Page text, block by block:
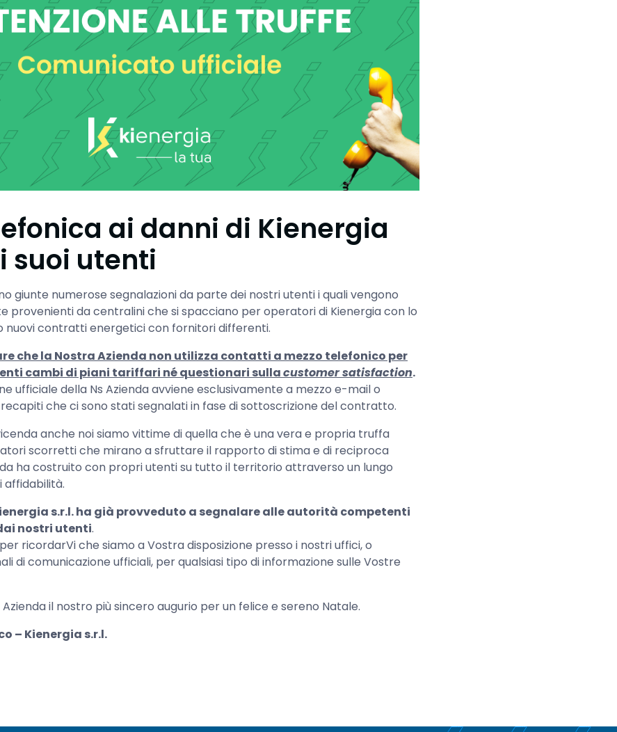
ai danni di Kienergia
suoi utenti
giunte numerose segnalazioni da parte dei nostri utenti i quali vengono
provenienti da centralini che si spacciano per operatori di Kienergia con lo
nuovi contratti energetici con fornitori differenti.
che la Nostra Azienda non utilizza contatti a mezzo telefonico per
cambi di piani tariffari né questionari sullacustomer satisfaction.
ufficiale della Ns Azienda avviene esclusivamente a mezzo e-mail o
che ci sono stati segnalati in fase di sottoscrizione del contratto.
anche noi siamo vittime di quella che è una vera e propria truffa
scorretti che mirano a sfruttare il rapporto di stima e di reciproca
ha costruito con propri utenti su tutto il territorio attraverso un lungo
affidabilità.
s.r.l. ha già provveduto a segnalare alle autorità competenti
nostri utenti.
ricordarVi che siamo a Vostra disposizione presso i nostri uffici, o
di comunicazione ufficiali, per qualsiasi tipo di informazione sulle Vostre
il nostro più sincero augurio per un felice e sereno Natale.
– Kienergia s.r.l.